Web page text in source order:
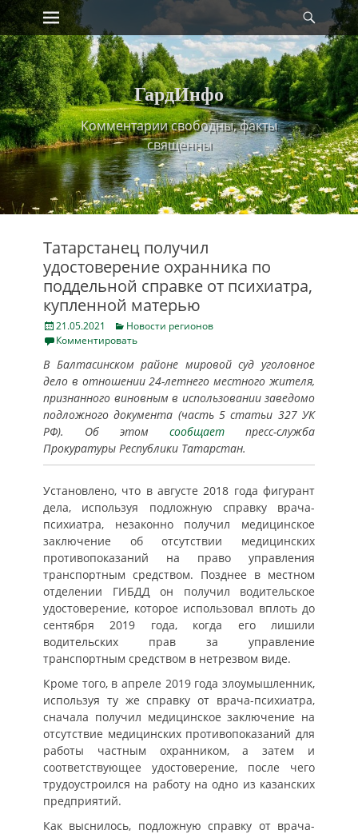
Skip
to
content
Primary Menu
ГардИнфо
Комментарии свободны, факты
священны
Татарстанец получил
удостоверение охранника по
поддельной справке от психиатра,
купленной матерью
Posted
on
21.05.2021 Categories
Новости регионов
Комментировать
В Балтасинском районе мировой суд уголовное
дело в отношении 24-летнего местного жителя,
признанного виновным в использовании заведомо
подложного документа (часть 5 статьи 327 УК
РФ). Об этом сообщает пресс-служба
Прокуратуры Республики Татарстан.
Установлено, что в августе 2018 года фигурант
дела, используя подложную справку врача-
психиатра, незаконно получил медицинское
заключение об отсутствии медицинских
противопоказаний на право управления
транспортным средством. Позднее в местном
отделении ГИБДД он получил водительское
удостоверение, которое использовал вплоть до
сентября 2019 года, когда его лишили
водительских прав за управление
транспортным средством в нетрезвом виде.
Кроме того, в апреле 2019 года злоумышленник,
используя ту же справку от врача-психиатра,
сначала получил медицинское заключение на
отсутствие медицинских противопоказаний для
работы частным охранником, а затем и
соответствующее удостоверение, после чего
трудоустроился на работу на одно из казанских
предприятий.
Как выснилось, подложную справку от врача-